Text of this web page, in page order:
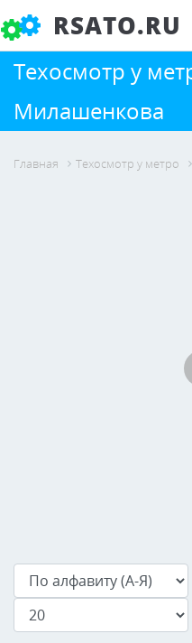
RSATO.RU
Техосмотр у
Милашенкова
Главная Техосмотр у метро